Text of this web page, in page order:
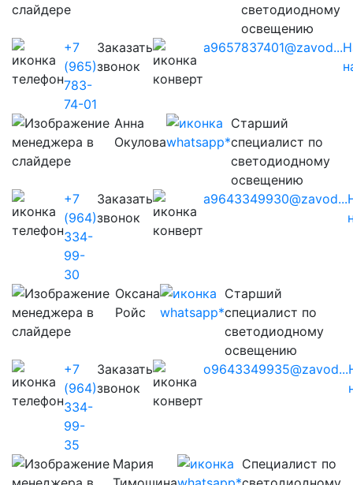
светодиодному
освещению
+7
(965)
783-
74-01
Заказать
звонок
a9657837401@zavod...
Анна
Окулова
Старший
специалист по
светодиодному
освещению
+7
(964)
334-
99-
30
Заказать
звонок
a9643349930@zavod...
Оксана
Ройс
Старший
специалист по
светодиодному
освещению
+7
(964)
334-
99-
35
Заказать
звонок
o9643349935@zavod...
Мария
Cпециалист по